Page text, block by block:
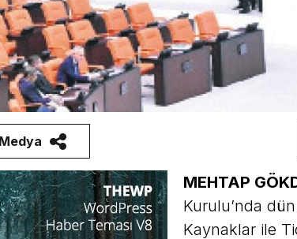
MEHTAP
Kurulu’nda
Kaynaklar ile